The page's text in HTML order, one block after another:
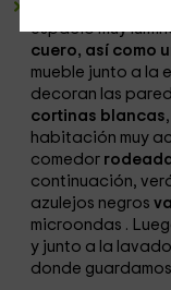
espaciomuy
cuero, así como
mueble junto a la
decoran las
cortinas blancas
habitación muy
comedor
continuación,
azulejos negros
microondas .
y junto a la
donde